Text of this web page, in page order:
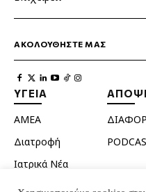
ΑΚΟΛΟΥΘΗΣΤΕ ΜΑΣ
ΥΓΕΙΑ
ΑΜΕΑ
Διατροφή
Ιατρικά Νέα
Κατοικίδια